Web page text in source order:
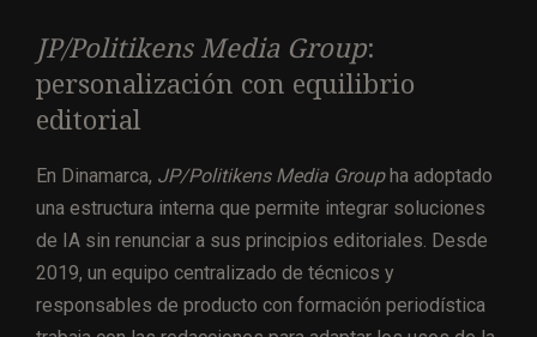
JP/Politikens Media Group:
personalización con equilibrio
editorial
En Dinamarca, JP/Politikens Media Groupha adoptado
una estructura interna que permite integrar soluciones
de IA sin renunciar a sus principios editoriales. Desde
2019, un equipo centralizado de técnicos y
responsables de producto con formación periodística